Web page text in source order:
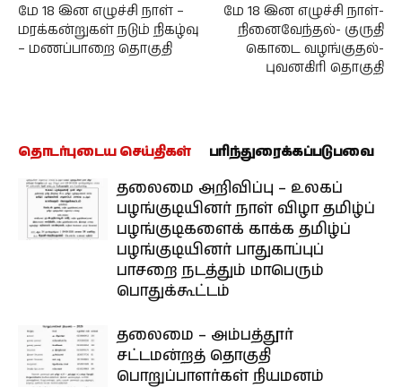
மே 18 இன எழுச்சி நாள் –
மரக்கன்றுகள் நடும் நிகழ்வு
– மணப்பாறை தொகுதி
மே 18 இன எழுச்சி நாள்-
நினைவேந்தல்- குருதி
கொடை வழங்குதல்-
புவனகிரி தொகுதி
தொடர்புடைய செய்திகள் பரிந்துரைக்கப்படுபவை
தலைமை அறிவிப்பு – உலகப்
பழங்குடியினர் நாள் விழா தமிழ்ப்
பழங்குடிகளைக் காக்க தமிழ்ப்
பழங்குடியினர் பாதுகாப்புப்
பாசறை நடத்தும் மாபெரும்
பொதுக்கூட்டம்
தலைமை – அம்பத்தூர்
சட்டமன்றத் தொகுதி
பொறுப்பாளர்கள் நியமனம்